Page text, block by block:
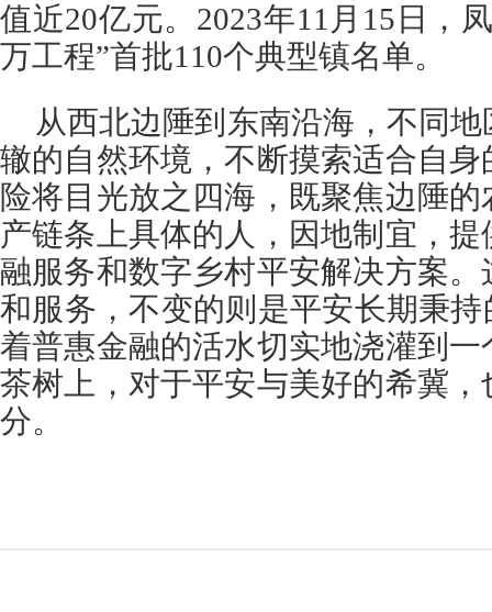
值近20亿元。2023年11月15日，
万工程”首批110个典型镇名单。
从西北边陲到东南沿海，不同
辙的自然环境，不断摸索适合自
险将目光放之四海，既聚焦边陲
产链条上具体的人，因地制宜，
融服务和数字乡村平安解决方案
和服务，不变的则是平安长期秉
着普惠金融的活水切实地浇灌到
茶树上，对于平安与美好的希冀
分。